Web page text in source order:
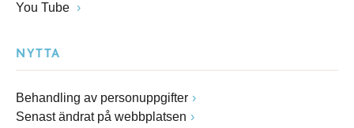
You Tube
NYTTA
Behandling av personuppgifter
Senast ändrat på webbplatsen